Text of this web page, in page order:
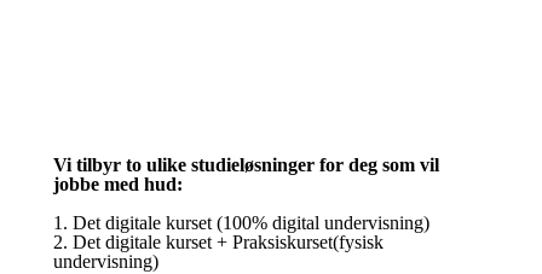
Vi tilbyr to ulike studieløsninger for deg som vil
jobbe med hud:
1. Det digitale kurset (100% digital undervisning)
2. Det digitale kurset + Praksiskurset(fysisk
undervisning)